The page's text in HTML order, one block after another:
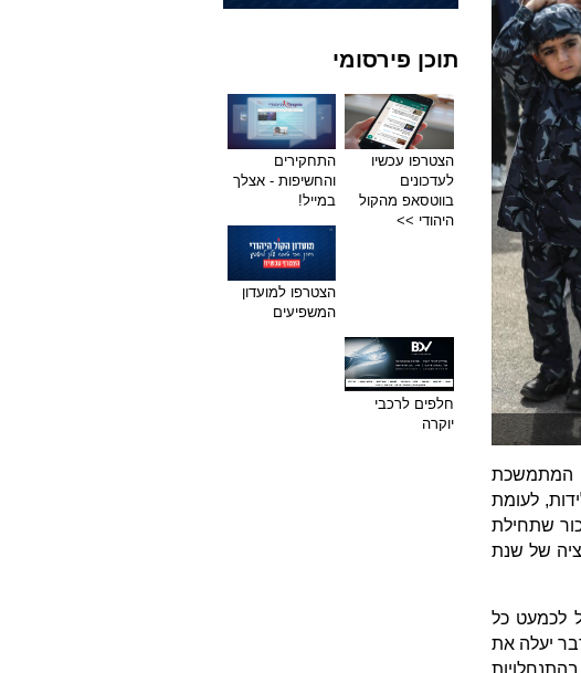
המתמשכת
על הדמוגרפיה הערבית. לפי הדו"ח, בשנת 2025 נרשמו ביו"ש 75,163 לידות, לעומת
נרשמו 82,510 לידות, ויש לזכור שתחילת
של שנת
לכמעט כל
יעלה את
תוכן פירסומי
הצטרפו עכשיו
לעדכונים
בווטסאפ מהקול
היהודי >>
התחקירים
והחשיפות - אצלך
במייל!
הצטרפו למועדון
המשפיעים
חלפים לרכבי
יוקרה